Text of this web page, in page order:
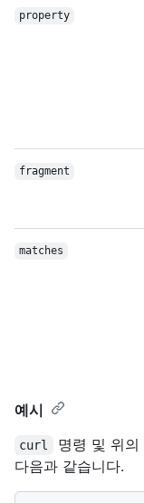
property
fragment
matches
예시
curl 명령 및 위의
다음과 같습니다.